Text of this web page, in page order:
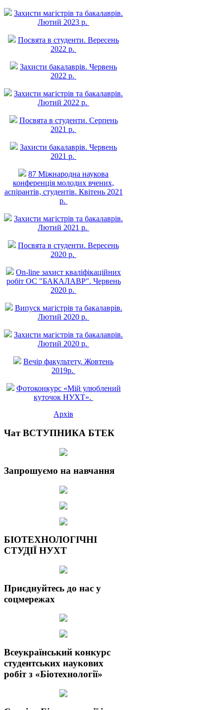
Захисти магістрів та бакалаврів.
Лютий 2023 р.
Посвята в студенти. Вересень
2022 р.
Захисти бакалаврів. Червень
2022 р.
Захисти магістрів та бакалаврів.
Лютий 2022 р.
Посвята в студенти. Серпень
2021 р.
Захисти бакалаврів. Червень
2021 р.
87 Міжнародна наукова
конференція молодих вчених,
аспірантів, студентів. Квітень 2021
р.
Захисти магістрів та бакалаврів.
Лютий 2021 р.
Посвята в студенти. Вересень
2020 р.
On-line захист квалiфiкацiйних
робiт ОС "БАКАЛАВР". Червень
2020 р.
Випуск магістрів та бакалаврів.
Лютий 2020 р.
Захисти магістрів та бакалаврів.
Лютий 2020 р.
Вечір факультету. Жовтень
2019р.
Фотоконкурс «Мій улюблений
куточок НУХТ».
Архів
Чат ВСТУПНИКА БТЕК
Запрошуємо на навчання
БІОТЕХНОЛОГІЧНІ
СТУДІЇ НУХТ
Приєднуйтесь до нас у
соцмережах
Всеукраїнський конкурс
студентських наукових
робіт з «Біотехнології»